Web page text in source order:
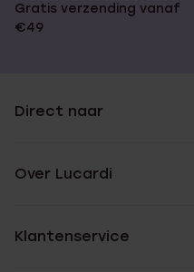
Gratis verzending vanaf
€49
Direct naar
Over Lucardi
Klantenservice